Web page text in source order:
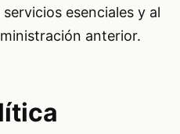
esenciales y al
anterior.